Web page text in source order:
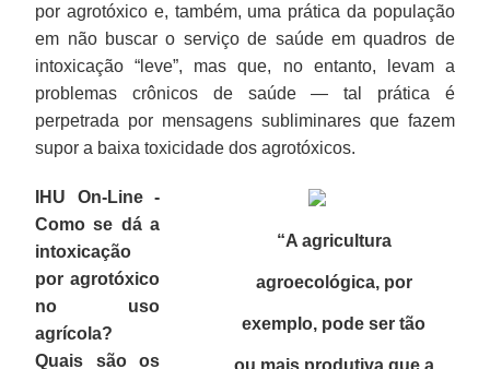
por agrotóxico e, também, uma prática da população
em não buscar o serviço de saúde em quadros de
intoxicação “leve”, mas que, no entanto, levam a
problemas crônicos de saúde — tal prática é
perpetrada por mensagens subliminares que fazem
supor a baixa toxicidade dos agrotóxicos.
“A agricultura
agroecológica, por
exemplo, pode ser tão
ou mais produtiva que a
IHU On-Line -
Como se dá a
intoxicação
por agrotóxico
no uso
agrícola?
Quais são os